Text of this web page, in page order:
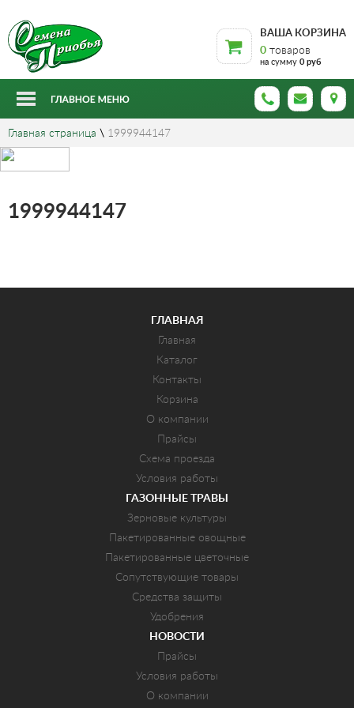
ВАША КОРЗИНА
0 товаров
на сумму 0 руб
Главная страница \ 1999944147
1999944147
ГЛАВНАЯ
Главная
Каталог
Контакты
Корзина
О компании
Прайсы
Схема проезда
Условия работы
ГАЗОННЫЕ ТРАВЫ
Зерновые культуры
Пакетированные овощные
Пакетированные цветочные
Сопутствующие товары
Средства защиты
Удобрения
НОВОСТИ
Прайсы
Условия работы
О компании